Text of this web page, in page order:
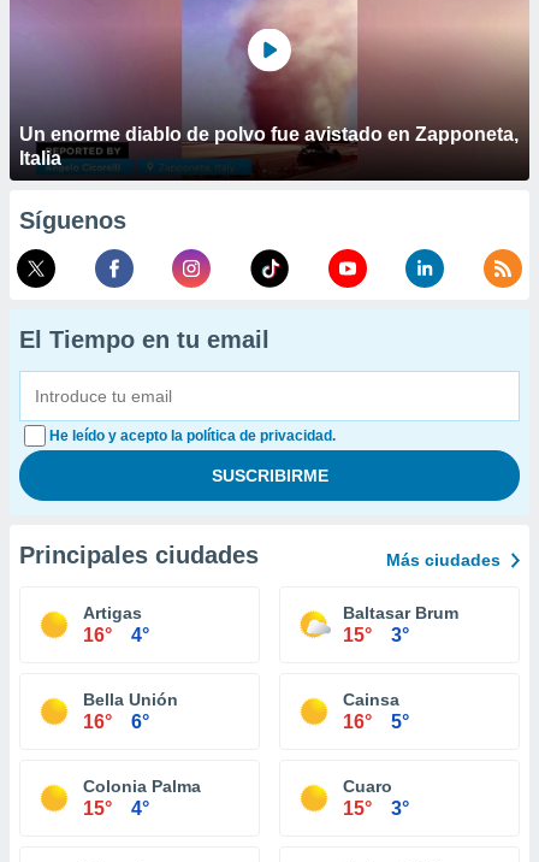
Un enorme diablo de polvo fue avistado en Zapponeta,
Italia
Síguenos
El Tiempo en tu email
He leído y acepto la política de privacidad.
Principales ciudades Más ciudades
Artigas
16° 4°
Baltasar Brum
15° 3°
Bella Unión
16° 6°
Cainsa
16° 5°
Colonia Palma
15° 4°
Cuaro
15° 3°